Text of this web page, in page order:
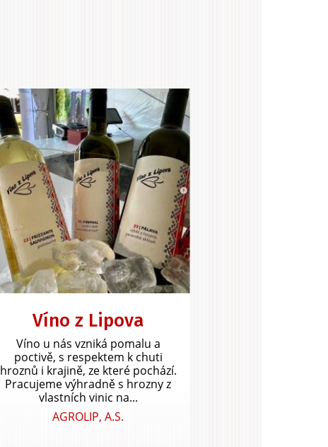
Víno z Lipova
Víno u nás vzniká pomalu a
poctivě, s respektem k chuti
hroznů i krajině, ze které pochází.
Pracujeme výhradně s hrozny z
vlastních vinic na...
AGROLIP, A.S.